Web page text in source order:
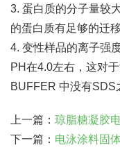
3. 蛋白质的分子量较
的蛋白质有足够的迁
4. 变性样品的离子强
PH在4.0左右，这对
BUFFER 中没有SDS
上一篇： 琼脂糖凝胶
下一篇： 电泳涂料固